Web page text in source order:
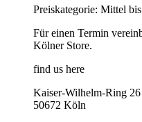
Preiskategorie: Mittel
Für einen Termin
Kölner Store.
find us here
Kaiser-Wilhelm-Ring 26
50672 Köln